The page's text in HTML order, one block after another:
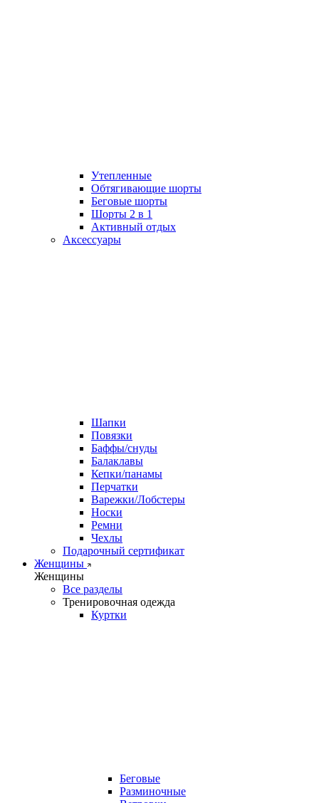
Утепленные
Обтягивающие шорты
Беговые шорты
Шорты 2 в 1
Активный отдых
Аксессуары
Шапки
Повязки
Баффы/снуды
Балаклавы
Кепки/панамы
Перчатки
Варежки/Лобстеры
Носки
Ремни
Чехлы
Подарочный сертификат
Женщины
Женщины
Все разделы
Тренировочная одежда
Куртки
Беговые
Разминочные